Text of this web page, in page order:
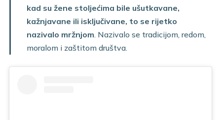
kad su žene stoljećima bile ušutkavane,
kažnjavane ili isključivane, to se rijetko
nazivalo mržnjom. Nazivalo se tradicijom, redom,
moralom i zaštitom društva.